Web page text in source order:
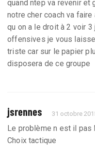
quand ntep va revenir
notre cher coach va
qu on a le droit à 2 voir
offensives je vous
triste car sur le papier
disposera de ce groupe
jsrennes 31 octobre
Le problème n est il pas
Choix tactique